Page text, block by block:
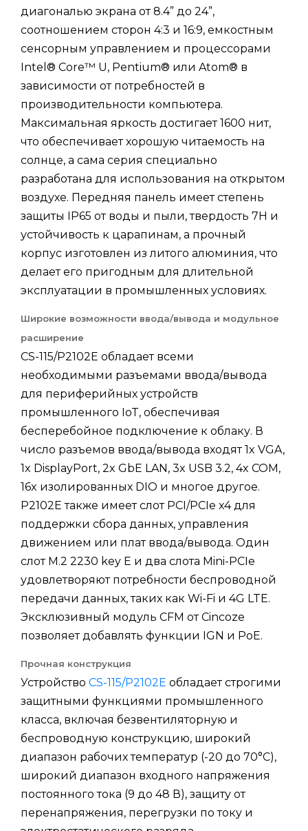
диагональю экрана от 8.4” до 24”,
соотношением сторон 4:3 и 16:9, емкостным
сенсорным управлением и процессорами
Intel® Core™ U, Pentium® или Atom® в
зависимости от потребностей в
производительности компьютера.
Максимальная яркость достигает 1600 нит,
что обеспечивает хорошую читаемость на
солнце, а сама серия специально
разработана для использования на открытом
воздухе. Передняя панель имеет степень
защиты IP65 от воды и пыли, твердость 7H и
устойчивость к царапинам, а прочный
корпус изготовлен из литого алюминия, что
делает его пригодным для длительной
эксплуатации в промышленных условиях.
Широкие возможности ввода/вывода и модульное
расширение
CS-115/P2102E обладает всеми
необходимыми разъемами ввода/вывода
для периферийных устройств
промышленного IoT, обеспечивая
бесперебойное подключение к облаку. В
число разъемов ввода/вывода входят 1x VGA,
1x DisplayPort, 2x GbE LAN, 3x USB 3.2, 4x COM,
16x изолированных DIO и многое другое.
P2102E также имеет слот PCI/PCIe x4 для
поддержки сбора данных, управления
движением или плат ввода/вывода. Один
слот M.2 2230 key E и два слота Mini-PCIe
удовлетворяют потребности беспроводной
передачи данных, таких как Wi-Fi и 4G LTE.
Эксклюзивный модуль CFM от Cincoze
позволяет добавлять функции IGN и PoE.
Прочная конструкция
Устройство CS-115/P2102E обладает строгими
защитными функциями промышленного
класса, включая безвентиляторную и
беспроводную конструкцию, широкий
диапазон рабочих температур (-20 до 70°C),
широкий диапазон входного напряжения
постоянного тока (9 до 48 В), защиту от
перенапряжения, перегрузки по току и